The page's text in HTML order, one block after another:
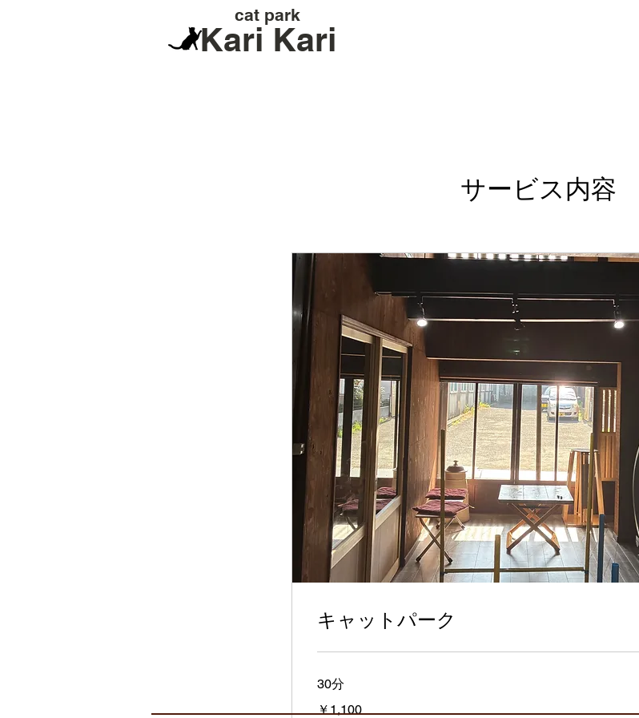
cat park
Kari Kari
サービス内容
キャットパーク
30分
円
￥1,100